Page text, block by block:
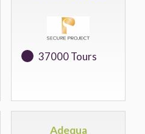
37000 Tours
Adequa